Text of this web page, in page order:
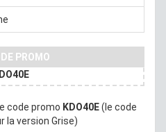
PROMO
code promo KDO40E(le code
la version Grise)